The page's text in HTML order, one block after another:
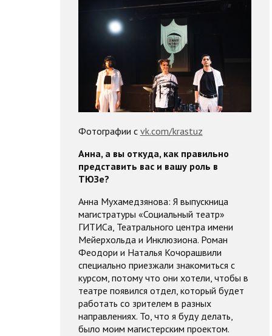
Фотографии c vk.com/krastuz
Анна, а вы откуда, как правильно
представить вас и вашу роль в
ТЮЗе?
Анна Мухамедзянова: Я выпускница
магистратуры «Социальный театр»
ГИТИСа, Театрального центра имени
Мейерхольда и Инклюзиона. Роман
Феодори и Наталья Кочорашвили
специально приезжали знакомиться с
курсом, потому что они хотели, чтобы в
театре появился отдел, который будет
работать со зрителем в разных
направлениях. То, что я буду делать,
было моим магистерским проектом.